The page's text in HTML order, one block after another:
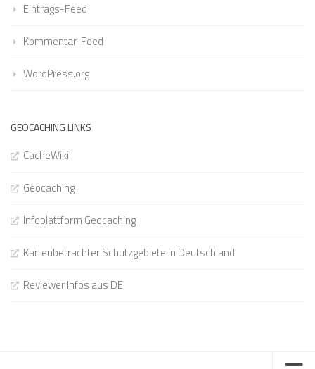
Eintrags-Feed
Kommentar-Feed
WordPress.org
GEOCACHING LINKS
CacheWiki
Geocaching
Infoplattform Geocaching
Kartenbetrachter Schutzgebiete in Deutschland
Reviewer Infos aus DE